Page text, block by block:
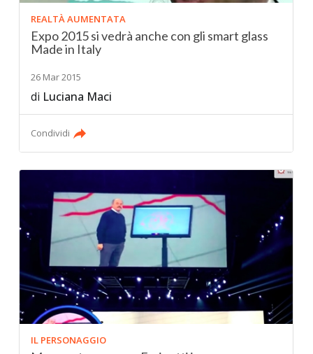
REALTÀ AUMENTATA
Expo 2015 si vedrà anche con gli smart glass
Made in Italy
26 Mar 2015
di Luciana Maci
Condividi
IL PERSONAGGIO